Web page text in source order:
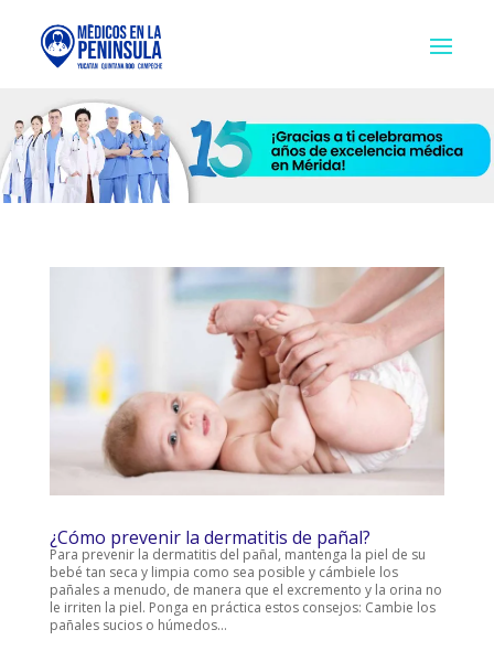
¿Cómo prevenir la dermatitis de pañal?
Para prevenir la dermatitis del pañal, mantenga la piel de su
bebé tan seca y limpia como sea posible y cámbiele los
pañales a menudo, de manera que el excremento y la orina no
le irriten la piel. Ponga en práctica estos consejos: Cambie los
pañales sucios o húmedos...